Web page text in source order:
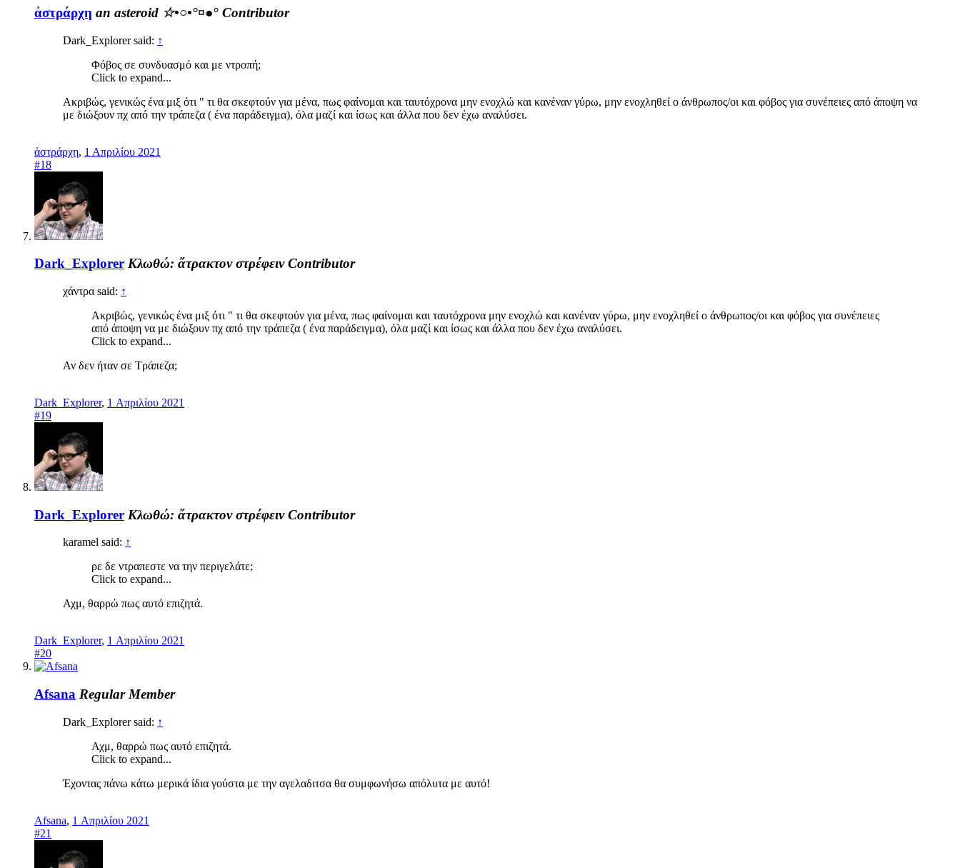
ἀστράρχη an asteroid ☆•○•°¤●° Contributor
Dark_Explorer said: ↑
Φόβος σε συνδυασμό και με ντροπή;
Click to expand...
Ακριβώς, γενικώς ένα μιξ ότι " τι θα σκεφτούν για μένα, πως φαίνομαι και ταυτόχρονα μην ενοχλώ και κανέναν γύρω, μην ενοχληθεί ο άνθρωπος/οι και φόβος για συνέπειες από άποψη να
με διώξουν πχ από την τράπεζα ( ένα παράδειγμα), όλα μαζί και ίσως και άλλα που δεν έχω αναλύσει.
ἀστράρχη, 1 Απριλίου 2021
#18
Dark_Explorer Κλωθώ: ἄτρακτον στρέφειν Contributor
χάντρα said: ↑
Ακριβώς, γενικώς ένα μιξ ότι " τι θα σκεφτούν για μένα, πως φαίνομαι και ταυτόχρονα μην ενοχλώ και κανέναν γύρω, μην ενοχληθεί ο άνθρωπος/οι και φόβος για συνέπειες
από άποψη να με διώξουν πχ από την τράπεζα ( ένα παράδειγμα), όλα μαζί και ίσως και άλλα που δεν έχω αναλύσει.
Click to expand...
Αν δεν ήταν σε Τράπεζα;
Dark_Explorer, 1 Απριλίου 2021
#19
Dark_Explorer Κλωθώ: ἄτρακτον στρέφειν Contributor
karamel said: ↑
ρε δε ντραπεστε να την περιγελάτε;
Click to expand...
Αχμ, θαρρώ πως αυτό επιζητά.
Dark_Explorer, 1 Απριλίου 2021
#20
Afsana Regular Member
Dark_Explorer said: ↑
Αχμ, θαρρώ πως αυτό επιζητά.
Click to expand...
Έχοντας πάνω κάτω μερικά ίδια γούστα με την αγελαδιτσα θα συμφωνήσω απόλυτα με αυτό!
Afsana, 1 Απριλίου 2021
#21